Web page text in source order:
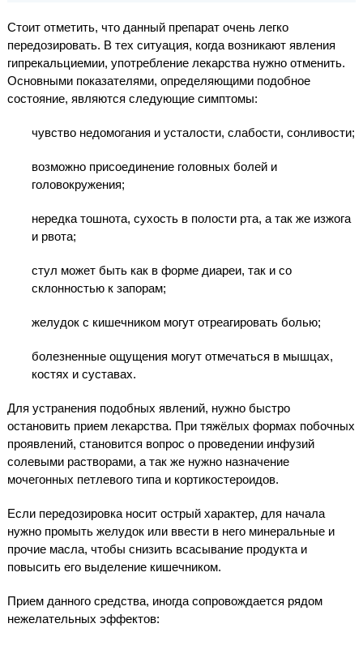
Стоит отметить, что данный препарат очень легко
передозировать. В тех ситуация, когда возникают явления
гипрекальциемии, употребление лекарства нужно отменить.
Основными показателями, определяющими подобное
состояние, являются следующие симптомы:
чувство недомогания и усталости, слабости, сонливости;
возможно присоединение головных болей и
головокружения;
нередка тошнота, сухость в полости рта, а так же изжога
и рвота;
стул может быть как в форме диареи, так и со
склонностью к запорам;
желудок с кишечником могут отреагировать болью;
болезненные ощущения могут отмечаться в мышцах,
костях и суставах.
Для устранения подобных явлений, нужно быстро
остановить прием лекарства. При тяжёлых формах побочных
проявлений, становится вопрос о проведении инфузий
солевыми растворами, а так же нужно назначение
мочегонных петлевого типа и кортикостероидов.
Если передозировка носит острый характер, для начала
нужно промыть желудок или ввести в него минеральные и
прочие масла, чтобы снизить всасывание продукта и
повысить его выделение кишечником.
Прием данного средства, иногда сопровождается рядом
нежелательных эффектов: